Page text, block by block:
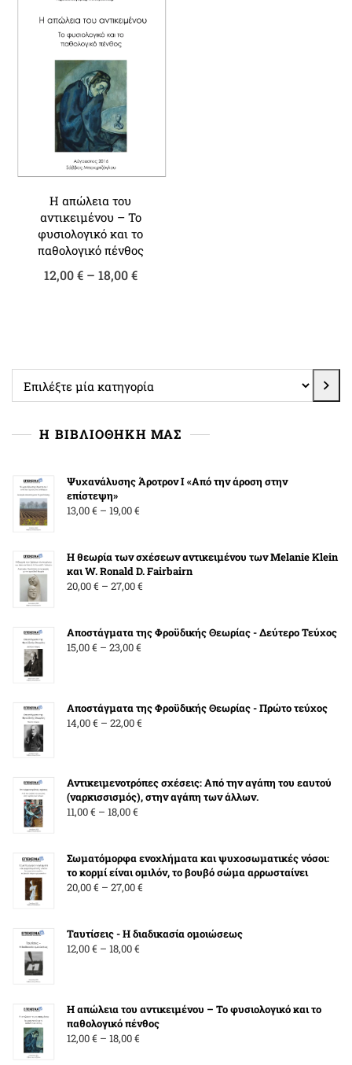
Η απώλεια του
αντικειμένου – Το
φυσιολογικό και το
παθολογικό πένθος
12,00€ – 18,00€Price
μία
Η ΒΙΒΛΙΟΘΗΚΗ ΜΑΣ
Ψυχανάλυσης Άροτρον Ι «Από την άροση στην
επίστεψη»
13,00€ – 19,00€
through
19,00 €
Η θεωρία των σχέσεων αντικειμένου των Melanie Klein
και W. Ronald D. Fairbairn
20,00€ – 27,00€
through
Αποστάγματα της Φροϋδικής Θεωρίας - Δεύτερο Τεύχος
15,00€ – 23,00€
23,00 €
Αποστάγματα της Φροϋδικής Θεωρίας - Πρώτο τεύχος
14,00€ – 22,00€
22,00 €
Αντικειμενοτρόπες σχέσεις: Από την αγάπη του εαυτού
(ναρκισσισμός), στην αγάπη των άλλων.
11,00€ – 18,00€
through
18,00 €
Σωματόμορφα ενοχλήματα και ψυχοσωματικές νόσοι:
το κορμί είναι ομιλόν, το βουβό σώμα αρρωσταίνει
20,00€ – 27,00€
through
Ταυτίσεις - Η διαδικασία ομοιώσεως
12,00€ – 18,00€
18,00 €
Η απώλεια του αντικειμένου – Το φυσιολογικό και το
παθολογικό πένθος
12,00€ – 18,00€